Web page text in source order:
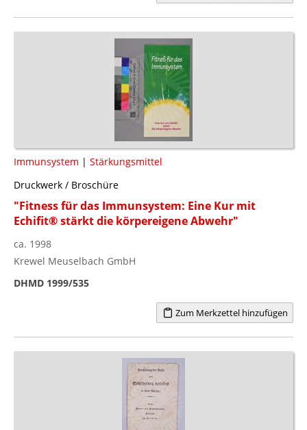
Immunsystem | Stärkungsmittel
Druckwerk / Broschüre
"Fitness für das Immunsystem: Eine Kur mit
Echifit® stärkt die körpereigene Abwehr"
ca. 1998
Krewel Meuselbach GmbH
DHMD 1999/535
Zum Merkzettel hinzufügen